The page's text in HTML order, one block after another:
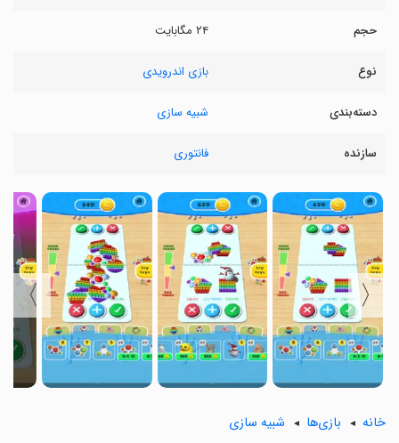
حجم ۲۴ مگابایت
نوع بازی اندرویدی
دسته‌بندی شبیه سازی
سازنده فانتوری
〈
〉
خانه بازی‌ها شبیه سازی